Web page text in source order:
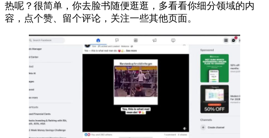
热呢？很简单，你去脸书随便逛逛，多看看你细分领域的内
容，点个赞、留个评论，关注一些其他页面。